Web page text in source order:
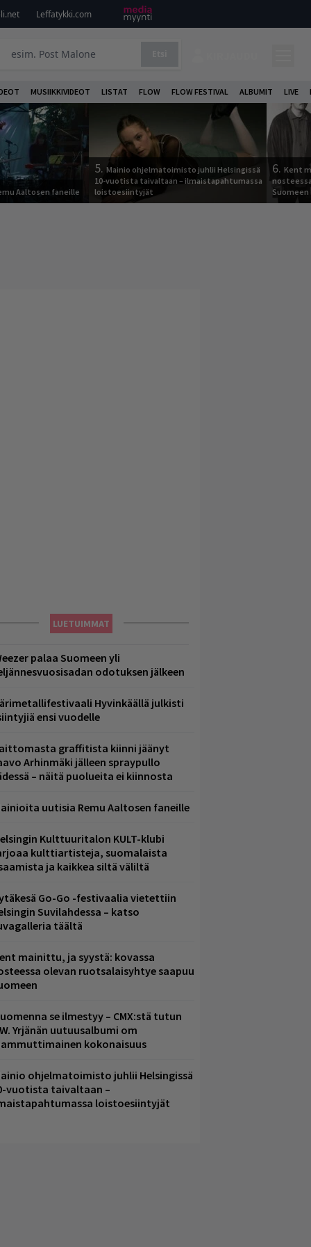
Leffatykki.com
MUSIIKKIVIDEOT LISTAT FLOW FLOW FESTIVAL ALBUMIT LIVE
Aaltosen faneille
5. Mainio ohjelmatoimisto juhlii Helsingissä
10-vuotista taivaltaan – ilmaistapahtumassa
loistoesiintyjät
6. Kent
Suomeen
LUETUIMMAT
palaa Suomeen yli
odotuksen jälkeen
Hyvinkäällä julkisti
ensi vuodelle
graffitista kiinni jäänyt
Arhinmäki jälleen spraypullo
– näitä puolueita ei kiinnosta
uutisia Remu Aaltosen faneille
Kulttuuritalon KULT-klubi
kulttiartisteja, suomalaista
ja kaikkea siltä väliltä
Go-Go -festivaalia vietettiin
Suvilahdessa – katso
täältä
mainittu, ja syystä: kovassa
olevan ruotsalaisyhtye saapuu
se ilmestyy – CMX:stä tutun
Yrjänän uutuusalbumi om
kokonaisuus
ohjelmatoimisto juhlii Helsingissä
vuotista taivaltaan –
loistoesiintyjät